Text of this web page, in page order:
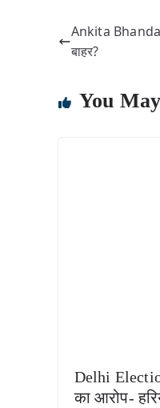
Ankita
बाहर?
You
Delhi
का आरोप-